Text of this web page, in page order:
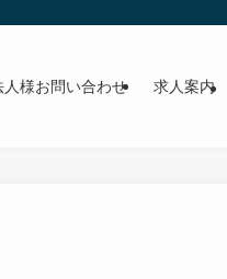
人様お問い合わせ 求人案内